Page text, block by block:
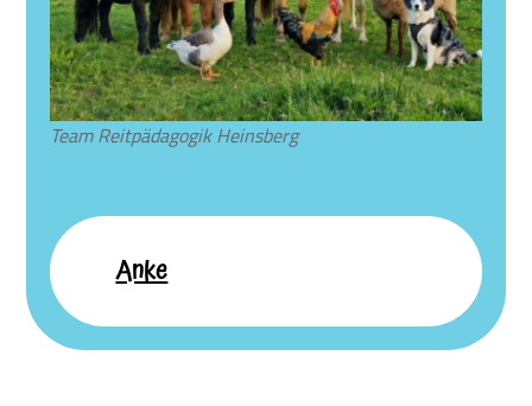
Team Reitpädagogik Heinsberg
Anke